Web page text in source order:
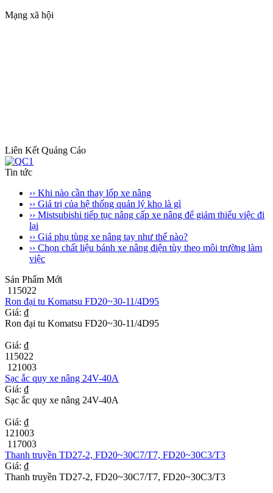
Mạng xã hội
Liên Kết Quảng Cáo
Tin tức
›› Khi nào cần thay lốp xe nâng
›› Giá trị của hệ thống quản lý kho là gì
›› Mistsubishi tiếp tục nâng cấp xe nâng để giảm thiểu việc đi
lại
›› Giá phụ tùng xe nâng tay như thế nào?
›› Chọn chất liệu bánh xe nâng điện tùy theo môi trường làm
việc
Sản Phẩm Mới
115022
Ron đại tu Komatsu FD20~30-11/4D95
Giá: ₫
Ron đại tu Komatsu FD20~30-11/4D95
Giá: ₫
115022
121003
Sạc ắc quy xe nâng 24V-40A
Giá: ₫
Sạc ắc quy xe nâng 24V-40A
Giá: ₫
121003
117003
Thanh truyền TD27-2, FD20~30C7/T7, FD20~30C3/T3
Giá: ₫
Thanh truyền TD27-2, FD20~30C7/T7, FD20~30C3/T3